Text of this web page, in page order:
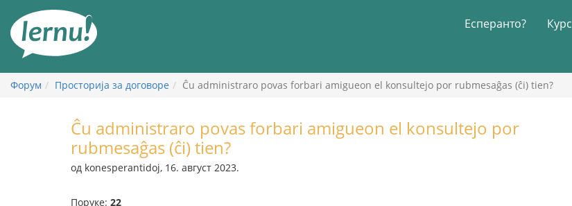
садржају
Есперанто? Курс
Форум Просторија за договоре Ĉu administraro povas forbari amigueon el konsultejo por rubmesaĝas (ĉi) tien?
Ĉu administraro povas forbari amigueon el konsultejo por
rubmesaĝas (ĉi) tien?
од konesperantidoj, 16. август 2023.
Поруке: 22